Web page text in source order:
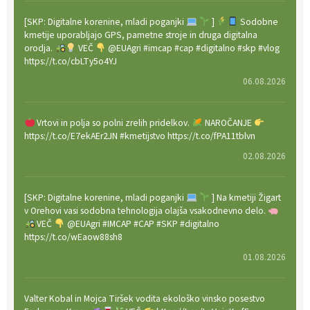
[SKP: Digitalne korenine, mladi poganjki ]
Sodobne
kmetije uporabljajo GPS, pametne stroje in druga digitalna
orodja.
VEČ
@EUAgri #imcap #cap #digitalno #skp #vlog
https://t.co/cbLTy5o4YJ
06.08.2026
Vrtovi in polja so polni zrelih pridelkov.
NAROČANJE
https://t.co/E7ekAEr2JN #kmetijstvo https://t.co/fPA11tblvn
02.08.2026
[SKP: Digitalne korenine, mladi poganjki
] Na kmetiji Žigart
v Orehovi vasi sodobna tehnologija olajša vsakodnevno delo.
VEČ
@EUAgri #IMCAP #CAP #SKP #digitalno
https://t.co/wEaow88sh8
01.08.2026
Valter Kobal in Mojca Tiršek vodita ekološko vinsko posestvo